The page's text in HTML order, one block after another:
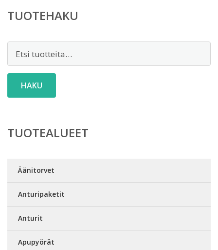
TUOTEHAKU
HAKU
TUOTEALUEET
Äänitorvet
Anturipaketit
Anturit
Apupyörät